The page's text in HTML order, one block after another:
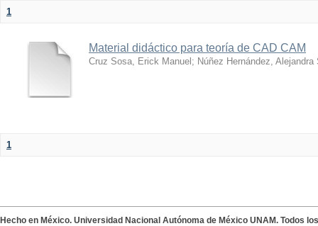
1
Material didáctico para teoría de CAD CAM
Cruz Sosa, Erick Manuel ; Núñez Hernández, Alejandra
1
Hecho en México. Universidad Nacional Autónoma de México UNAM. Todos